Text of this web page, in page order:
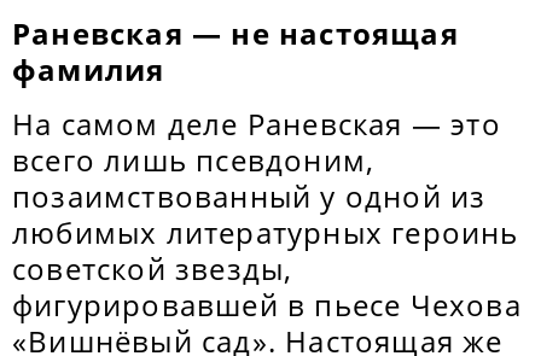
Раневская — не настоящая
фамилия
На самом деле Раневская — это
всего лишь псевдоним,
позаимствованный у одной из
любимых литературных героинь
советской звезды,
фигурировавшей в пьесе Чехова
«Вишнёвый сад». Настоящая же